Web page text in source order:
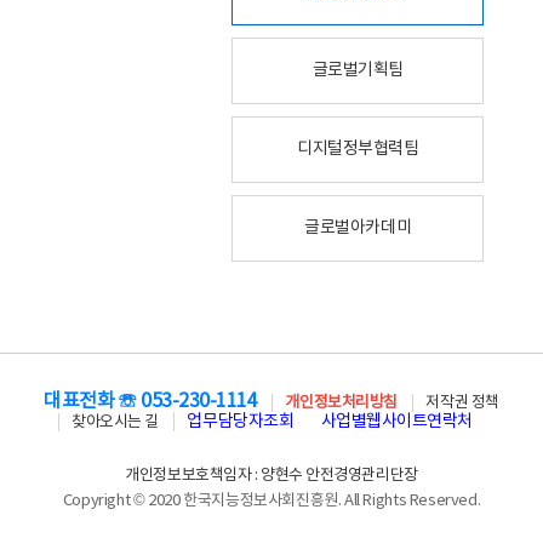
글로벌기획팀
디지털정부협력팀
글로벌아카데미
대표전화 ☏ 053-230-1114 개인정보처리방침
저작권 정책
찾아오시는 길
업무담당자조회 사업별웹사이트연락처
개인정보보호책임자 : 양현수 안전경영관리단장
Copyright © 2020 한국지능정보사회진흥원. All Rights Reserved.